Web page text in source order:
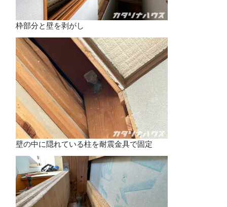
枠部分と壁を剥がし
壁の中に隠れている柱を耐震金具で固定